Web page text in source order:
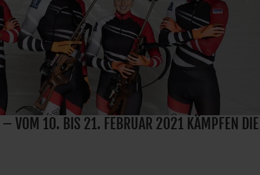
VOM 10. BIS 21. FEBRUAR 2021 KÄMPFEN